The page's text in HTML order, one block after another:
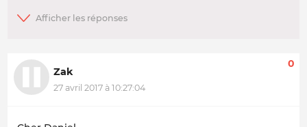
Zak
27 avril 2017 à 10:27:04
0